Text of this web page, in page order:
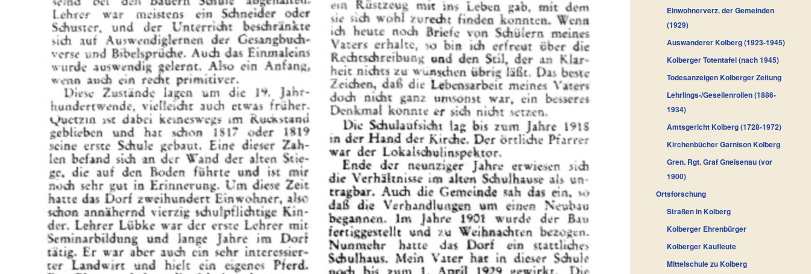
Einwohnerverz. der Gemeinden
(1929)
Auswanderer Kolberg (1923-1945)
Kolberger Totentafel (nach 1945)
Todesanzeigen Kolberger Zeitung
Lehrlings-/Gesellenrollen (1886-
1934)
Amtsgericht Kolberg (1728-1972)
Kirchenbücher Garnison Kolberg
Gren. Rgt. Graf Gneisenau (vor
1900)
Ortsforschung
Straßen in Kolberg
Kolberger Ehrenbürger
Kolberger Kaufleute
Mittelschule zu Kolberg